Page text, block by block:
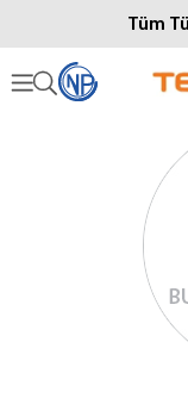
Tüm